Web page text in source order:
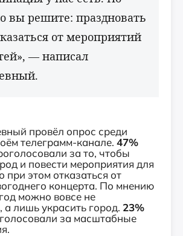
вы решите: праздновать
от мероприятий
— написал
провёл опрос среди
телеграмм-канале. 47%
за то, чтобы
и повести мероприятия для
при этом отказаться от
концерта. По мнению
можно вовсе не
а лишь украсить город. 23%
за масштабные